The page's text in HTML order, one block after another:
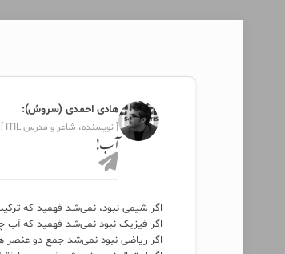
هادی احمدی (سروش):
[ نویسنده، شاعر و مدرس ITIL ]
آب!
اگر شیمی نبود، نمی‌شد فهمید که
اگر فیزیک نبود نمی‌شد فهمید که آب
اگر ریاضی نبود نمی‌شد جمع دو عنصر